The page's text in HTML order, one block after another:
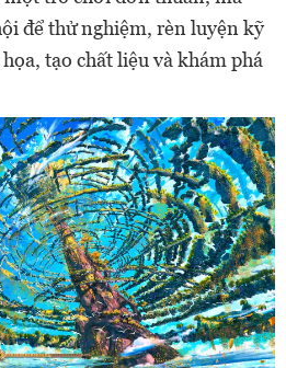
để thử nghiệm, rèn luyện kỹ
tạo chất liệu và khám phá